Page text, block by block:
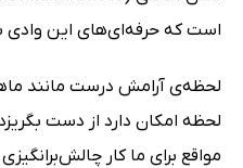
است که حرفه‌ای‌های این وادی
لحظه‌ی آرامش درست مانند
لحظه امکان دارد از دست
مواقع برای ما کار